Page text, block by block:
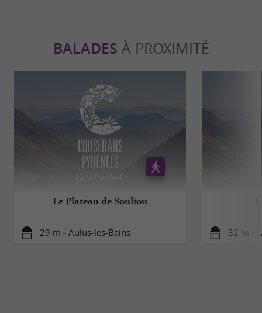
BALADES À PROXIMITÉ
Le Plateau de Souliou
29 m - Aulus-les-Bains 32 m -